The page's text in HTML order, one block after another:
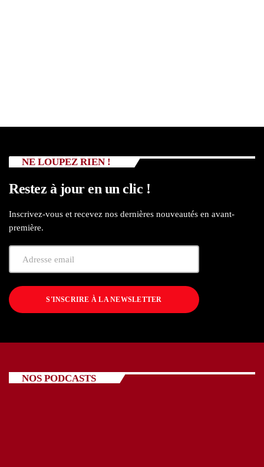
NE LOUPEZ RIEN !
Restez à jour en un clic !
Inscrivez-vous et recevez nos dernières nouveautés en avant-
première.
S'INSCRIRE À LA NEWSLETTER
NOS PODCASTS